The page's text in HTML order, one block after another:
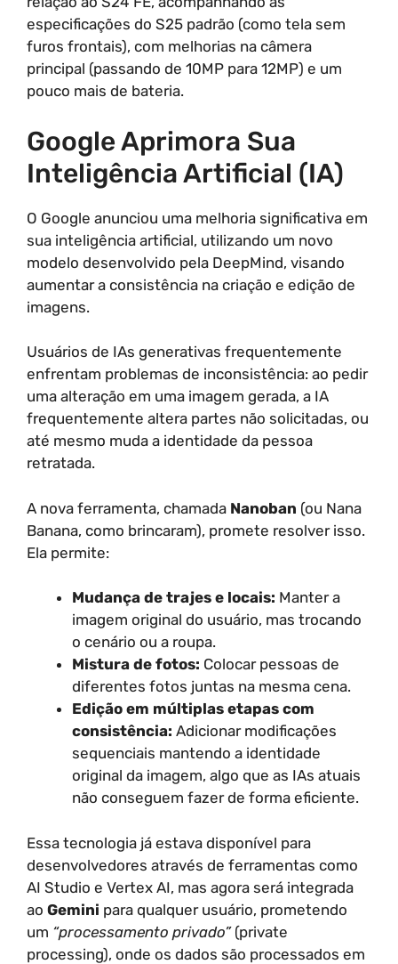
especificações do S25 padrão (como tela sem
furos frontais), com melhorias na câmera
principal (passando de 10MP para 12MP) e um
pouco mais de bateria.
Google Aprimora Sua
Inteligência Artificial (IA)
O Google anunciou uma melhoria significativa em
sua inteligência artificial, utilizando um novo
modelo desenvolvido pela DeepMind, visando
aumentar a consistência na criação e edição de
imagens.
Usuários de IAs generativas frequentemente
enfrentam problemas de inconsistência: ao pedir
uma alteração em uma imagem gerada, a IA
frequentemente altera partes não solicitadas, ou
até mesmo muda a identidade da pessoa
retratada.
A nova ferramenta, chamada Nanoban (ou Nana
Banana, como brincaram), promete resolver isso.
Ela permite:
Mudança de trajes e locais: Manter a
imagem original do usuário, mas trocando
o cenário ou a roupa.
Mistura de fotos: Colocar pessoas de
diferentes fotos juntas na mesma cena.
Edição em múltiplas etapas com
consistência: Adicionar modificações
sequenciais mantendo a identidade
original da imagem, algo que as IAs atuais
não conseguem fazer de forma eficiente.
Essa tecnologia já estava disponível para
desenvolvedores através de ferramentas como
AI Studio e Vertex AI, mas agora será integrada
ao Gemini para qualquer usuário, prometendo
um “processamento privado”(private
processing), onde os dados são processados em